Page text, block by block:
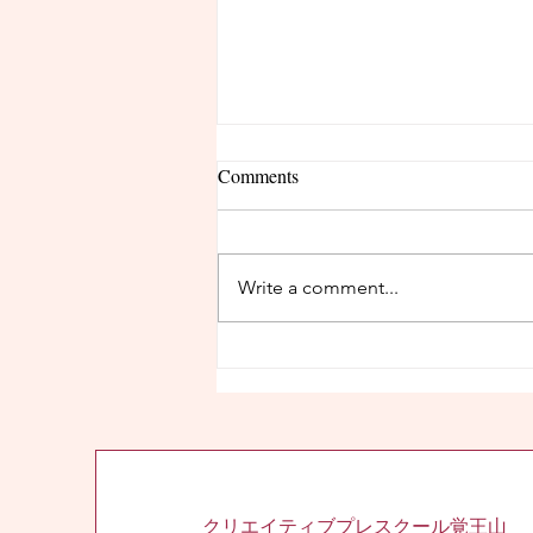
Comments
Write a comment...
クリエイティブプレスクール覚王山